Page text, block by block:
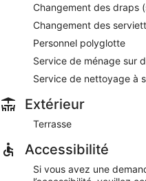
Changement des draps
Changement des
Personnel polyglotte
Service de ménage sur
Service de nettoyage à
Extérieur
Terrasse
Accessibilité
Si vous avez une